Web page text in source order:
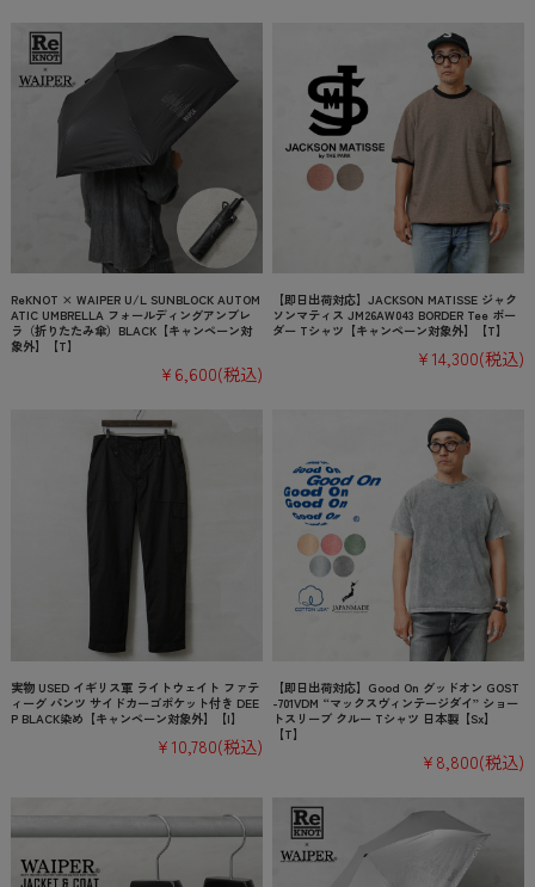
ReKNOT × WAIPER U/L SUNBLOCK AUTOM
ATIC UMBRELLA フォールディングアンブレ
ラ（折りたたみ傘）BLACK【キャンペーン対
象外】【T】
¥6,600(税込)
【即日出荷対応】JACKSON MATISSE ジャク
ソンマティス JM26AW043 BORDER Tee ボー
ダー Tシャツ【キャンペーン対象外】【T】
¥14,300(税込)
実物 USED イギリス軍 ライトウェイト ファテ
ィーグ パンツ サイドカーゴポケット付き DEE
P BLACK染め【キャンペーン対象外】【I】
¥10,780(税込)
【即日出荷対応】Good On グッドオン GOST
-701VDM “マックスヴィンテージダイ” ショー
トスリーブ クルー Tシャツ 日本製【Sx】
【T】
¥8,800(税込)